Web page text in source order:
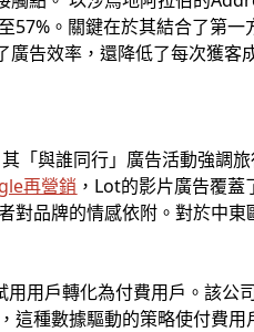
。關鍵在於其結合了第一
告效率，還降低了每次獲客
「與誰同行」廣告活動強調
再營銷 ，Lot的影片廣告覆
對品牌的情感依附。對於中東
用戶轉化為付費用戶。該公
種數據驅動的策略使付費用